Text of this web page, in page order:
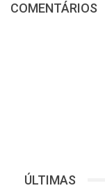
COMENTÁRIOS
ÚLTIMAS